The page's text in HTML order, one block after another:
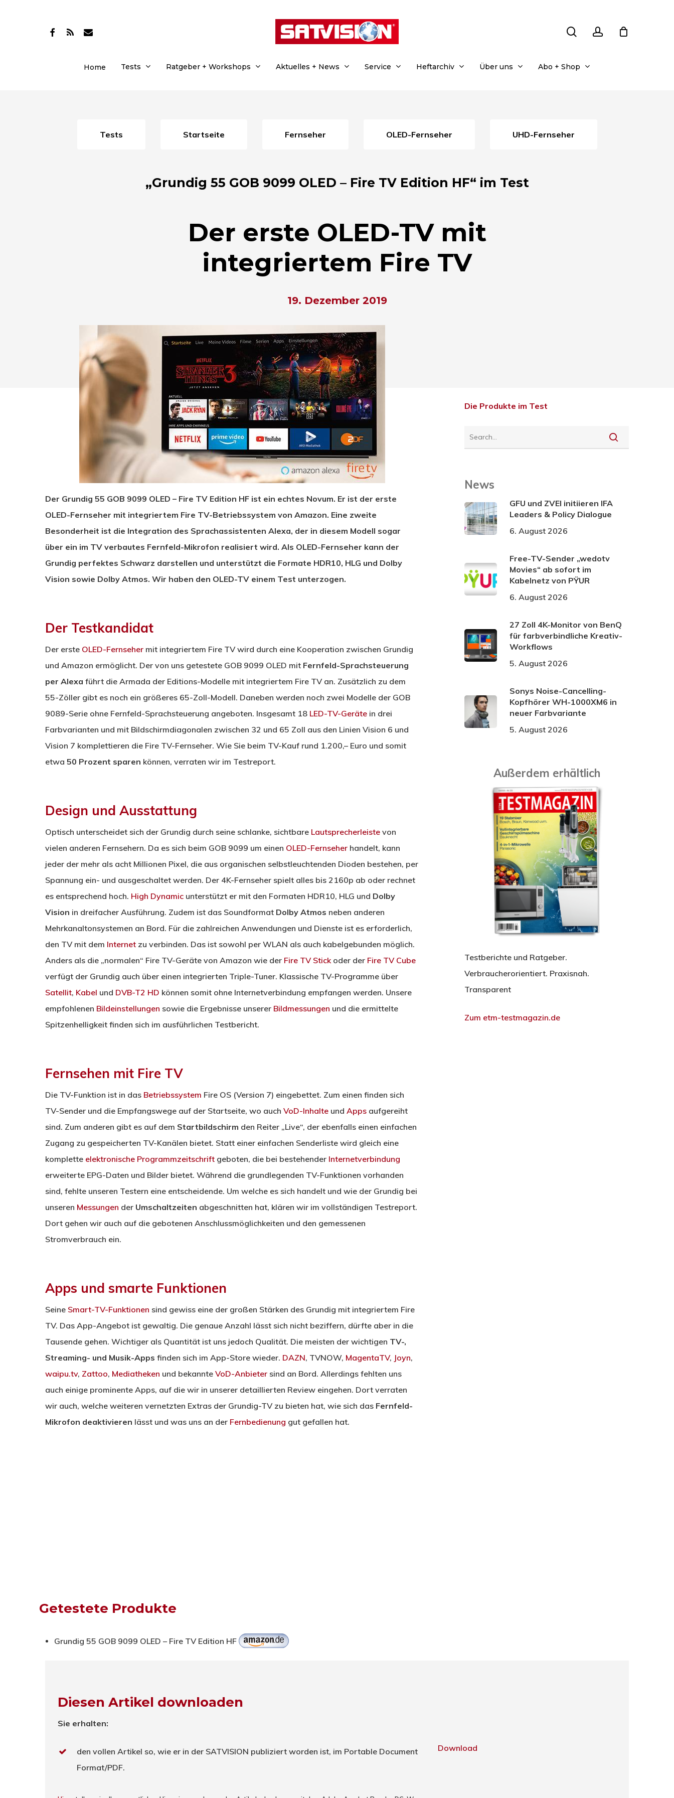
Drücken Sie Enter zum Suchen oder ESC zum Schließen.
facebook
RSS email
Home Tests Ratgeber + Workshops Aktuelles + News Service Heftarchiv Über uns Abo + Shop
Tests Startseite Fernseher OLED-Fernseher UHD-Fernseher
„Grundig 55 GOB 9099 OLED – Fire TV Edition HF“ im Test
Der erste OLED-TV mit
integriertem Fire TV
19. Dezember 2019
Der Grundig 55 GOB 9099 OLED – Fire TV Edition HF ist ein echtes Novum. Er ist der erste
OLED-Fernseher mit integriertem Fire TV-Betriebssystem von Amazon. Eine zweite
Besonderheit ist die Integration des Sprachassistenten Alexa, der in diesem Modell sogar
über ein im TV verbautes Fernfeld-Mikrofon realisiert wird. Als OLED-Fernseher kann der
Grundig perfektes Schwarz darstellen und unterstützt die Formate HDR10, HLG und Dolby
Vision sowie Dolby Atmos. Wir haben den OLED-TV einem Test unterzogen.
Der Testkandidat
Der erste OLED-Fernseher mit integriertem Fire TV wird durch eine Kooperation zwischen Grundig
und Amazon ermöglicht. Der von uns getestete GOB 9099 OLED mit Fernfeld-Sprachsteuerung
per Alexa führt die Armada der Editions-Modelle mit integriertem Fire TV an. Zusätzlich zu dem
55-Zöller gibt es noch ein größeres 65-Zoll-Modell. Daneben werden noch zwei Modelle der GOB
9089-Serie ohne Fernfeld-Sprachsteuerung angeboten. Insgesamt 18 LED-TV-Geräte in drei
Farbvarianten und mit Bildschirmdiagonalen zwischen 32 und 65 Zoll aus den Linien Vision 6 und
Vision 7 komplettieren die Fire TV-Fernseher. Wie Sie beim TV-Kauf rund 1.200,– Euro und somit
etwa 50 Prozent sparen können, verraten wir im Testreport.
Design und Ausstattung
Optisch unterscheidet sich der Grundig durch seine schlanke, sichtbare Lautsprecherleiste von
vielen anderen Fernsehern. Da es sich beim GOB 9099 um einen OLED-Fernseher handelt, kann
jeder der mehr als acht Millionen Pixel, die aus organischen selbstleuchtenden Dioden bestehen, per
Spannung ein- und ausgeschaltet werden. Der 4K-Fernseher spielt alles bis 2160p ab oder rechnet
es entsprechend hoch. High Dynamic unterstützt er mit den Formaten HDR10, HLG und Dolby
Vision in dreifacher Ausführung. Zudem ist das Soundformat Dolby Atmos neben anderen
Mehrkanaltonsystemen an Bord. Für die zahlreichen Anwendungen und Dienste ist es erforderlich,
den TV mit dem Internet zu verbinden. Das ist sowohl per WLAN als auch kabelgebunden möglich.
Anders als die „normalen“ Fire TV-Geräte von Amazon wie der Fire TV Stick oder der Fire TV Cube
verfügt der Grundig auch über einen integrierten Triple-Tuner. Klassische TV-Programme über
Satellit, Kabel und DVB-T2 HD können somit ohne Internetverbindung empfangen werden. Unsere
empfohlenen Bildeinstellungen sowie die Ergebnisse unserer Bildmessungen und die ermittelte
Spitzenhelligkeit finden sich im ausführlichen Testbericht.
Fernsehen mit Fire TV
Die TV-Funktion ist in das Betriebssystem Fire OS (Version 7) eingebettet. Zum einen finden sich
TV-Sender und die Empfangswege auf der Startseite, wo auch VoD-Inhalte und Apps aufgereiht
sind. Zum anderen gibt es auf dem Startbildschirm den Reiter „Live“, der ebenfalls einen einfachen
Zugang zu gespeicherten TV-Kanälen bietet. Statt einer einfachen Senderliste wird gleich eine
komplette elektronische Programmzeitschrift geboten, die bei bestehender Internetverbindung
erweiterte EPG-Daten und Bilder bietet. Während die grundlegenden TV-Funktionen vorhanden
sind, fehlte unseren Testern eine entscheidende. Um welche es sich handelt und wie der Grundig bei
unseren Messungen der Umschaltzeiten abgeschnitten hat, klären wir im vollständigen Testreport.
Dort gehen wir auch auf die gebotenen Anschlussmöglichkeiten und den gemessenen
Stromverbrauch ein.
Apps und smarte Funktionen
Seine Smart-TV-Funktionen sind gewiss eine der großen Stärken des Grundig mit integriertem Fire
TV. Das App-Angebot ist gewaltig. Die genaue Anzahl lässt sich nicht beziffern, dürfte aber in die
Tausende gehen. Wichtiger als Quantität ist uns jedoch Qualität. Die meisten der wichtigen TV-,
Streaming- und Musik-Apps finden sich im App-Store wieder. DAZN, TVNOW, MagentaTV, Joyn,
waipu.tv, Zattoo, Mediatheken und bekannte VoD-Anbieter sind an Bord. Allerdings fehlten uns
auch einige prominente Apps, auf die wir in unserer detaillierten Review eingehen. Dort verraten
wir auch, welche weiteren vernetzten Extras der Grundig-TV zu bieten hat, wie sich das Fernfeld-
Mikrofon deaktivieren lässt und was uns an der Fernbedienung gut gefallen hat.
Die Produkte im Test
News
GFU und ZVEI initiieren IFA
Leaders & Policy Dialogue
6. August 2026
Free-TV-Sender „wedotv
Movies“ ab sofort im
Kabelnetz von PŸUR
6. August 2026
27 Zoll 4K-Monitor von BenQ
für farbverbindliche Kreativ-
Workflows
5. August 2026
Sonys Noise-Cancelling-
Kopfhörer WH-1000XM6 in
neuer Farbvariante
5. August 2026
Außerdem erhältlich
Testberichte und Ratgeber.
Verbraucherorientiert. Praxisnah.
Transparent
Zum etm-testmagazin.de
Getestete Produkte
Grundig 55 GOB 9099 OLED – Fire TV Edition HF
Diesen Artikel downloaden
Sie erhalten:
den vollen Artikel so, wie er in der SATVISION publiziert worden ist, im Portable Document
Format/PDF.
Download